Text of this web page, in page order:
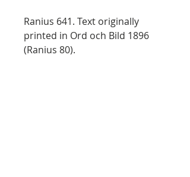
Ranius 641. Text originally
printed in Ord och Bild 1896
(Ranius 80).